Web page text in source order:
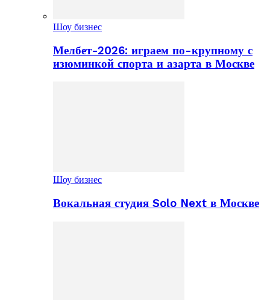
Шоу бизнес
Мелбет-2026: играем по-крупному с
изюминкой спорта и азарта в Москве
Шоу бизнес
Вокальная студия Solo Next в Москве